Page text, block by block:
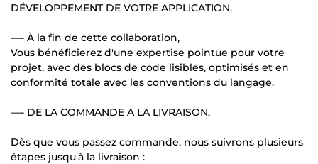
DÉVELOPPEMENT DE VOTRE APPLICATION.
—- À la fin de cette collaboration,
Vous bénéficierez d'une expertise pointue pour votre
projet, avec des blocs de code lisibles, optimisés et en
conformité totale avec les conventions du langage.
—- DE LA COMMANDE A LA LIVRAISON,
Dès que vous passez commande, nous suivrons plusieurs
étapes jusqu'à la livraison :